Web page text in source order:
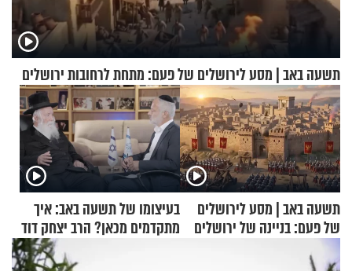
תשעה באב | מסע לירושלים של פעם: מתחת לרחובות ירושלים
תשעה באב | מסע לירושלים
של פעם: בניינה של ירושלים
בעיצומו של תשעה באב: איך
מתקדמים מכאן? הרב יצחק דוד
גרוסמן בשיחה מיוחדת